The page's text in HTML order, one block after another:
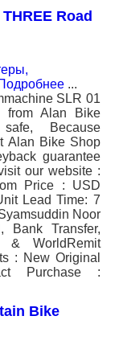
Road
...
SLR 01
from Alan Bike
Because
Alan Bike Shop
guarantee
our website :
Price : USD
Lead Time: 7
Noor
Bank Transfer,
& WorldRemit
: New Original
Purchase :
Bike